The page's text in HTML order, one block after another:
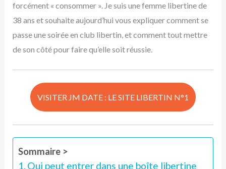
forcément « consommer ». Je suis une femme libertine de
38 ans et souhaite aujourd’hui vous expliquer comment se
passe une soirée en club libertin, et comment tout mettre
de son côté pour faire qu’elle soit réussie.
VISITER JM DATE : LE SITE LIBERTIN N°1
Sommaire >
Qui peut entrer dans une boîte libertine